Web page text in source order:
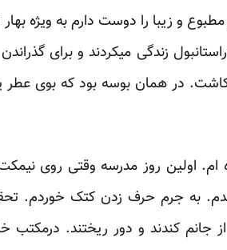
و زیبا را دوست دارم به ویژه بهار
زندگی میکردند و برای
کاشت. در همان بوسه بود که بوی
ام. اولین روز مدرسه وقتی روی
به جرم حرف زدن کتک خوردم.
کندند و دور ریختند. ‏درمکتب